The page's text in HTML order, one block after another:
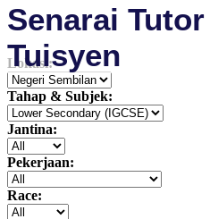
Senarai
Tuisyen
Lokasi:
Tahap & Subjek:
Jantina:
Pekerjaan:
Race: